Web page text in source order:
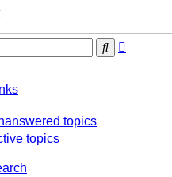
Search
topics
topics